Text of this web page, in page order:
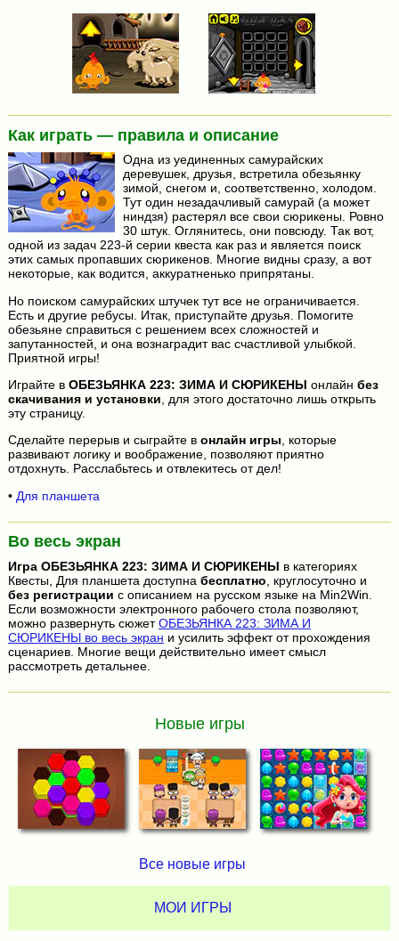
Как играть — правила и описание
Одна из уединенных самурайских
деревушек, друзья, встретила обезьянку
зимой, снегом и, соответственно, холодом.
Тут один незадачливый самурай (а может
ниндзя) растерял все свои сюрикены. Ровно
30 штук. Оглянитесь, они повсюду. Так вот,
одной из задач 223-й серии квеста как раз и является поиск
этих самых пропавших сюрикенов. Многие видны сразу, а вот
некоторые, как водится, аккуратненько припрятаны.
Но поиском самурайских штучек тут все не ограничивается.
Есть и другие ребусы. Итак, приступайте друзья. Помогите
обезьяне справиться с решением всех сложностей и
запутанностей, и она вознаградит вас счастливой улыбкой.
Приятной игры!
Играйте в ОБЕЗЬЯНКА 223: ЗИМА И СЮРИКЕНЫ онлайн без
скачивания и установки , для этого достаточно лишь открыть
эту страницу.
Сделайте перерыв и сыграйте в онлайн игры, которые
развивают логику и воображение, позволяют приятно
отдохнуть. Расслабьтесь и отвлекитесь от дел!
• Для планшета
Во весь экран
Игра ОБЕЗЬЯНКА 223: ЗИМА И СЮРИКЕНЫ в категориях
Квесты, Для планшета доступна бесплатно , круглосуточно и
без регистрации с описанием на русском языке на Min2Win.
Если возможности электронного рабочего стола позволяют,
можно развернуть сюжетОБЕЗЬЯНКА 223: ЗИМА И
СЮРИКЕНЫ во весь экран и усилить эффект от прохождения
сценариев. Многие вещи действительно имеет смысл
рассмотреть детальнее.
Новые игры
Все новые игры
МОИ ИГРЫ